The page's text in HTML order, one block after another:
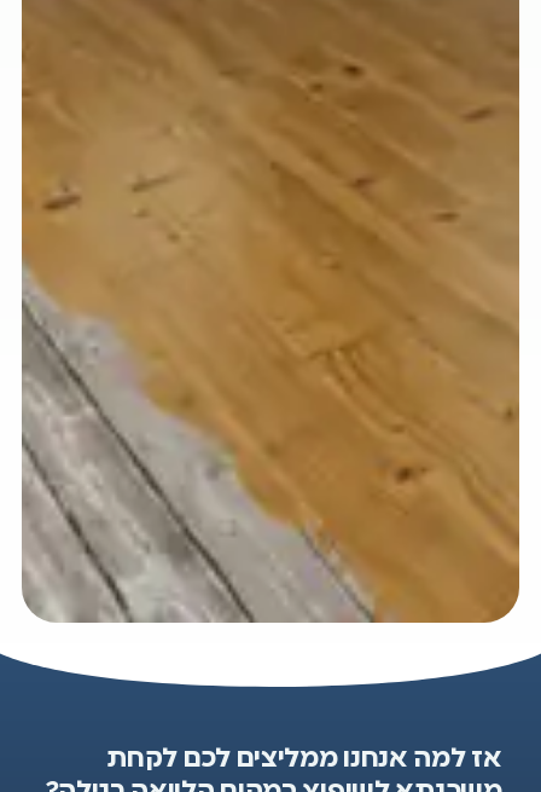
אז למה אנחנו ממליצים לכם לקחת